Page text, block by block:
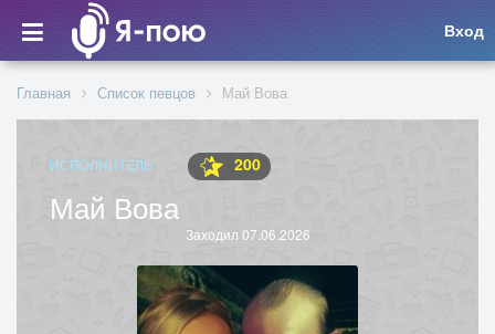
Вход
Главная Список певцов Май Вова
ИСПОЛНИТЕЛЬ 200
Май Вова
Заходил 07.06.2026